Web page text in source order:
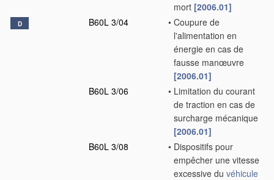
mort [2006.01]
D B60L 3/04 • Coupure de
l'alimentation en
énergie en cas de
fausse manœuvre
[2006.01]
B60L 3/06
• Limitation du courant
de traction en cas de
surcharge mécanique
[2006.01]
B60L 3/08
• Dispositifs pour
empêcher une vitesse
excessive du véhicule